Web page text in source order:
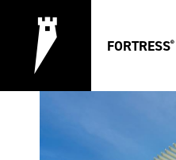
FORTRESS®